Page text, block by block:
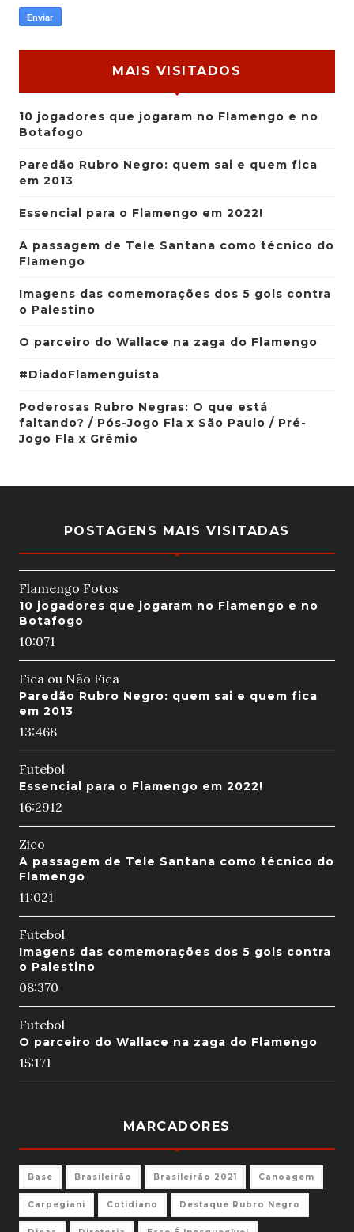
MAIS VISITADOS
10 jogadores que jogaram no Flamengo e no
Botafogo
Paredão Rubro Negro: quem sai e quem fica
em 2013
Essencial para o Flamengo em 2022!
A passagem de Tele Santana como técnico do
Flamengo
Imagens das comemorações dos 5 gols contra
o Palestino
O parceiro do Wallace na zaga do Flamengo
#DiadoFlamenguista
Poderosas Rubro Negras: O que está
faltando? / Pós-Jogo Fla x São Paulo / Pré-
Jogo Fla x Grêmio
POSTAGENS MAIS VISITADAS
Flamengo Fotos
10 jogadores que jogaram no Flamengo e no
Botafogo
10:071
Fica ou Não Fica
Paredão Rubro Negro: quem sai e quem fica
em 2013
13:468
Futebol
Essencial para o Flamengo em 2022!
16:2912
Zico
A passagem de Tele Santana como técnico do
Flamengo
11:021
Futebol
Imagens das comemorações dos 5 gols contra
o Palestino
08:370
Futebol
O parceiro do Wallace na zaga do Flamengo
15:171
MARCADORES
Base Brasileirão Brasileirão 2021 Canoagem
Carpegiani Cotidiano Destaque Rubro Negro